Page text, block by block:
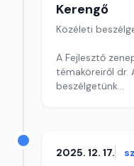
Kerengő
Közéleti
A Fejlesztő
témaköreiről dr.
beszélgetünk
2025. 12. 17.